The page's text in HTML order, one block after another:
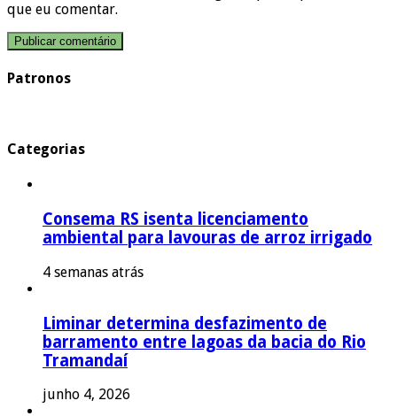
que eu comentar.
Patronos
Categorias
Consema RS isenta licenciamento
ambiental para lavouras de arroz irrigado
4 semanas atrás
Liminar determina desfazimento de
barramento entre lagoas da bacia do Rio
Tramandaí
junho 4, 2026